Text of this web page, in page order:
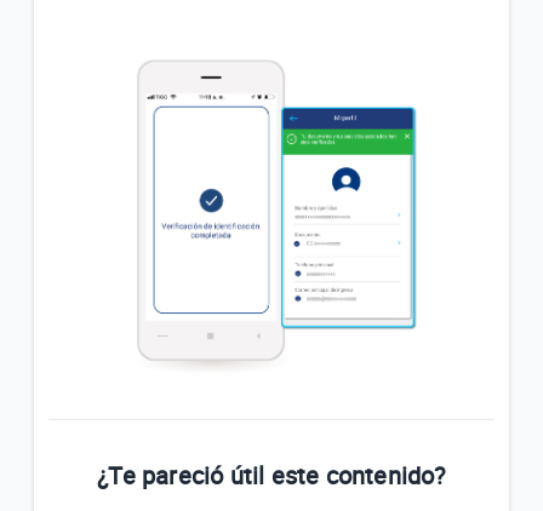
¿Te pareció útil este contenido?